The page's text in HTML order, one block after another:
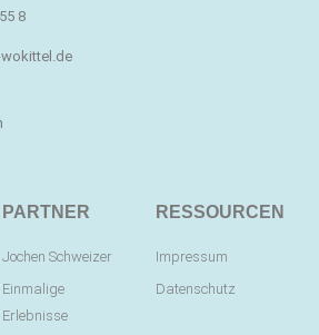
8
PARTNER
Jochen Schweizer
Einmalige
Erlebnisse
RESSOURCEN
Impressum
Datenschutz